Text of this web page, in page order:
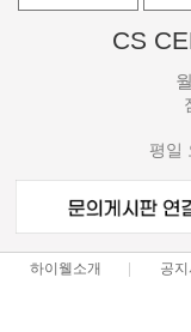
CS
평일
하이웰소개 공